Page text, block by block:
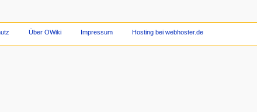
Über OWiki Impressum Hosting bei webhoster.de